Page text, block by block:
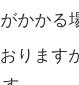
かかる
ります